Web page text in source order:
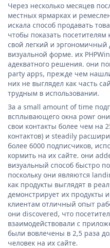
Через несколько месяцев
местных ярмарках и
искала способ продавать
чтобы показать посетителям
свой легкий и эргономичный
визуальной форме. их
адекватного решения. они
party apps, прежде чем
них не выглядел как часть
трудным в использовании.
За a small amount of time
всплывающего окна powr
свои контакты более чем на
контактов) и steadily
более 6000 подписчиков,
кормить на их сайте. они
визуальный способ быстро
поскольку они являются
как продукты выглядят в
демонстрирует их продукты
клиентам отличный опыт
они discovered, что
взаимодействовали с
были вовлечены в 2,5 раза
человек на их сайте.